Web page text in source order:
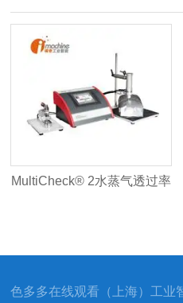
MultiCheck® 2水蒸气透过率
色多多在线观看（上海）工业